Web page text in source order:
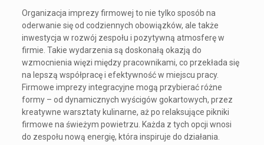
Organizacja imprezy firmowej to nie tylko sposób na
oderwanie się od codziennych obowiązków, ale także
inwestycja w rozwój zespołu i pozytywną atmosferę w
firmie. Takie wydarzenia są doskonałą okazją do
wzmocnienia więzi między pracownikami, co przekłada się
na lepszą współpracę i efektywność w miejscu pracy.
Firmowe imprezy integracyjne mogą przybierać różne
formy – od dynamicznych wyścigów gokartowych, przez
kreatywne warsztaty kulinarne, aż po relaksujące pikniki
firmowe na świeżym powietrzu. Każda z tych opcji wnosi
do zespołu nową energię, która inspiruje do działania.